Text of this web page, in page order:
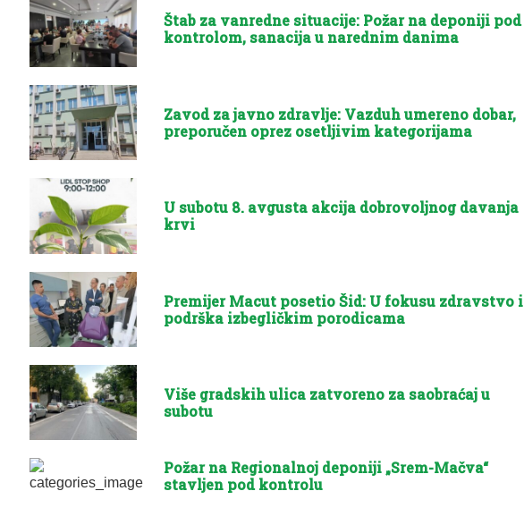
Štab za vanredne situacije: Požar na deponiji pod
kontrolom, sanacija u narednim danima
Zavod za javno zdravlje: Vazduh umereno dobar,
preporučen oprez osetljivim kategorijama
U subotu 8. avgusta akcija dobrovoljnog davanja
krvi
Premijer Macut posetio Šid: U fokusu zdravstvo i
podrška izbegličkim porodicama
Više gradskih ulica zatvoreno za saobraćaj u
subotu
Požar na Regionalnoj deponiji „Srem-Mačva“
stavljen pod kontrolu